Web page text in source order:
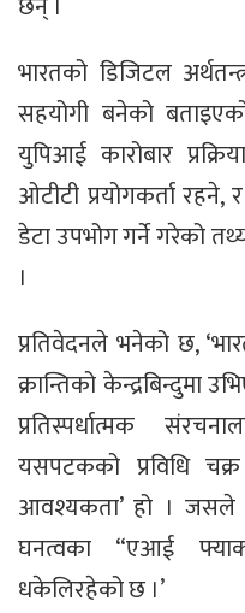
भारतको डिजिटल
सहयोगी बनेको
युपिआई कारोबार
ओटीटी प्रयोगकर्ता
डेटा उपभोग गर्ने गरेको
।
प्रतिवेदनले भनेको छ,
क्रान्तिको केन्द्रबिन्दुमा
प्रतिस्पर्धात्मक
यसपटकको प्रविधि
आवश्यकता’ हो । जसले
घनत्वका “एआई
धकेलिरहेको छ ।’